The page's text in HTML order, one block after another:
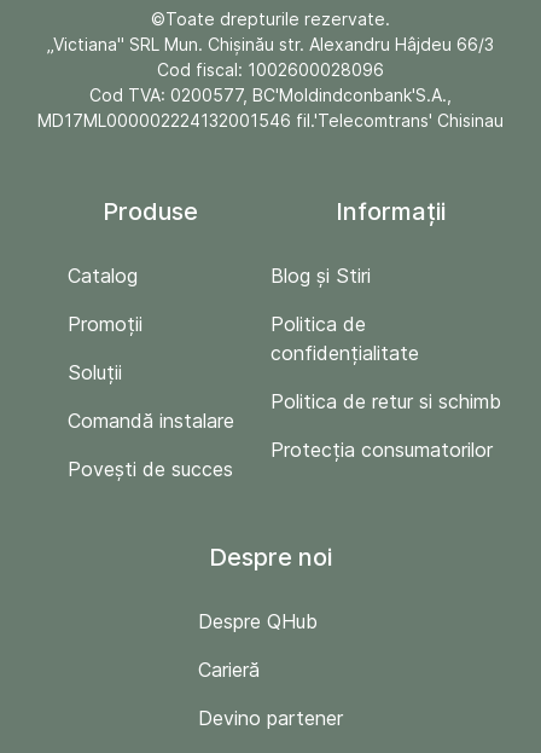
©Toate drepturile rezervate.
„Victiana" SRL Mun. Chişinău str. Alexandru Hâjdeu 66/3
Cod fiscal: 1002600028096
Cod TVA: 0200577, BC'Moldindconbank'S.A.,
MD17ML000002224132001546 fil.'Telecomtrans' Chisinau
Produse
Catalog
Promoții
Soluții
Comandă instalare
Povești de succes
Informații
Blog și Stiri
Politica de
confidențialitate
Politica de retur si schimb
Protecția consumatorilor
Despre noi
Despre QHub
Carieră
Devino partener